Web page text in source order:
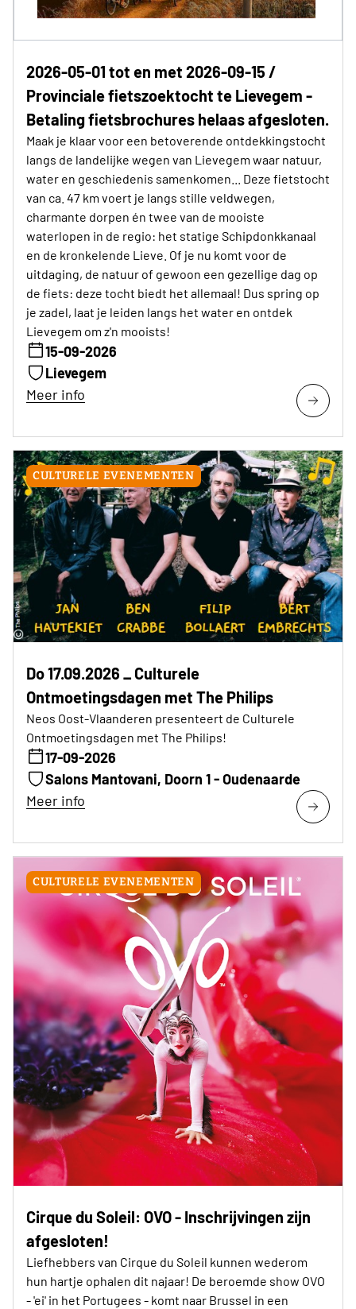
2026-05-01 tot en met 2026-09-15 /
Provinciale fietszoektocht te Lievegem -
Betaling fietsbrochures helaas afgesloten.
Maak je klaar voor een betoverende ontdekkingstocht
langs de landelijke wegen van Lievegem waar natuur,
water en geschiedenis samenkomen... Deze fietstocht
van ca. 47 km voert je langs stille veldwegen,
charmante dorpen én twee van de mooiste
waterlopen in de regio: het statige Schipdonkkanaal
en de kronkelende Lieve. Of je nu komt voor de
uitdaging, de natuur of gewoon een gezellige dag op
de fiets: deze tocht biedt het allemaal! Dus spring op
je zadel, laat je leiden langs het water en ontdek
Lievegem om z'n mooists!
15-09-2026
Lievegem
Meer info
CULTURELE EVENEMENTEN
Do 17.09.2026 _ Culturele
Ontmoetingsdagen met The Philips
Neos Oost-Vlaanderen presenteert de Culturele
Ontmoetingsdagen met The Philips!
17-09-2026
Salons Mantovani, Doorn 1 - Oudenaarde
Meer info
CULTURELE EVENEMENTEN
Cirque du Soleil: OVO - Inschrijvingen zijn
afgesloten!
Liefhebbers van Cirque du Soleil kunnen wederom
hun hartje ophalen dit najaar! De beroemde show OVO
- 'ei' in het Portugees - komt naar Brussel in een